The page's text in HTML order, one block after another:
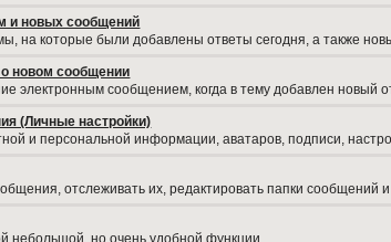
и новых сообщений
на которые были добавлены ответы сегодня, а также
новом сообщении
электронным сообщением, когда в тему добавлен новый
(Личные настройки)
и персональной информации, аватаров, подписи,
отслеживать их, редактировать папки сообщений
небольшой, но очень удобной функции